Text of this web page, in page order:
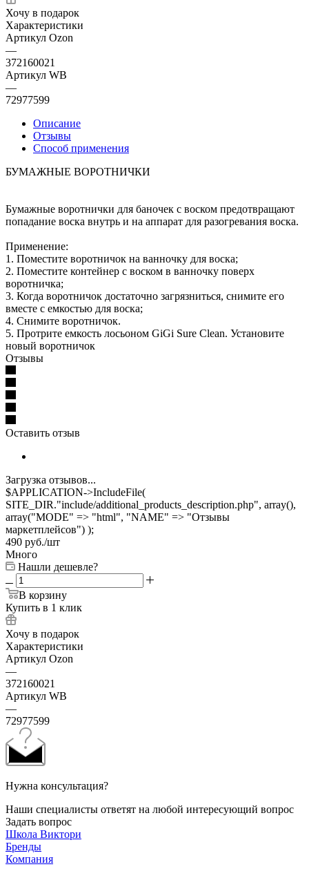
Хочу в подарок
Характеристики
Артикул Ozon
—
372160021
Артикул WB
—
72977599
Описание
Отзывы
Способ применения
БУМАЖНЫЕ ВОРОТНИЧКИ
Бумажные воротнички для баночек с воском предотвращают
попадание воска внутрь и на аппарат для разогревания воска.
Применение:
1. Поместите воротничок на ванночку для воска;
2. Поместите контейнер с воском в ванночку поверх
воротничка;
3. Когда воротничок достаточно загрязниться, снимите его
вместе с емкостью для воска;
4. Снимите воротничок.
5. Протрите емкость лосьоном GiGi Sure Clean. Установите
новый воротничок
Отзывы
Оставить отзыв
Загрузка отзывов...
$APPLICATION->IncludeFile(
SITE_DIR."include/additional_products_description.php", array(),
array("MODE" => "html", "NAME" => "Отзывы
маркетплейсов") );
490 руб./шт
Много
Нашли дешевле?
В корзину
Купить в 1 клик
Хочу в подарок
Характеристики
Артикул Ozon
—
372160021
Артикул WB
—
72977599
Нужна консультация?
Наши специалисты ответят на любой интересующий вопрос
Задать вопрос
Школа Виктори
Бренды
Компания